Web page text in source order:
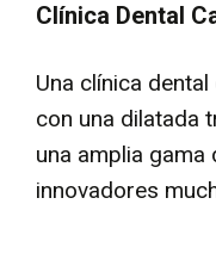
Clínica Dental
Una clínica
con una dilatada
una amplia
innovadores